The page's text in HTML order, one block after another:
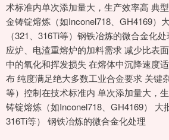
术标准内单次添加量大，生产效率高 典
金铸锭熔炼（如Inconel718、GH4169）
（321、316Ti等）钢铁冶炼的微合金化
应炉、电渣重熔炉的加料需求 减少比表
中的氧化和挥发损失 在熔体中沉降速度
布 纯度满足绝大多数工业合金要求 关键
等）控制在技术标准内 单次添加量大，
铸锭熔炼（如Inconel718、GH4169） 大
316Ti等） 钢铁冶炼的微合金化处理